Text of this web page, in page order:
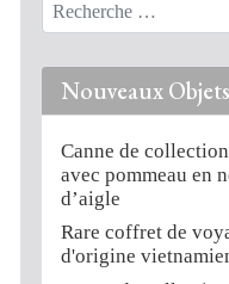
Nouveaux Objets
Canne de
avec pommeau en
d’aigle
Rare coffret de
d'origine